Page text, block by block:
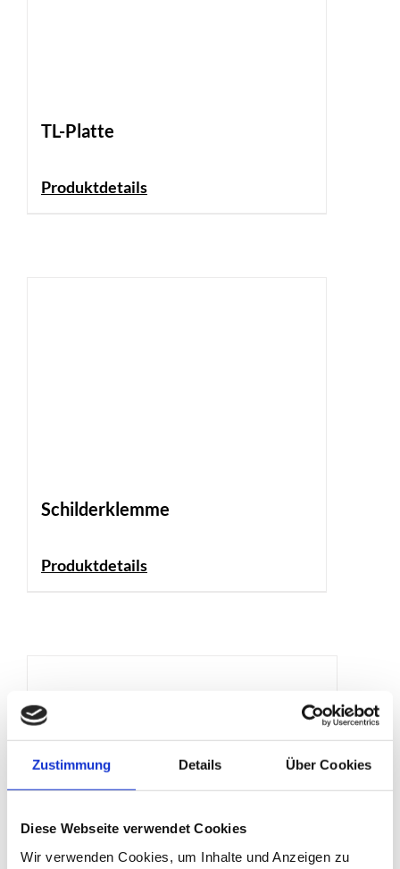
Zustimmung Details Über Cookies
Diese Webseite verwendet Cookies
Wir verwenden Cookies, um Inhalte und Anzeigen zu
TL-Platte
Produktdetails
Schilderklemme
Produktdetails